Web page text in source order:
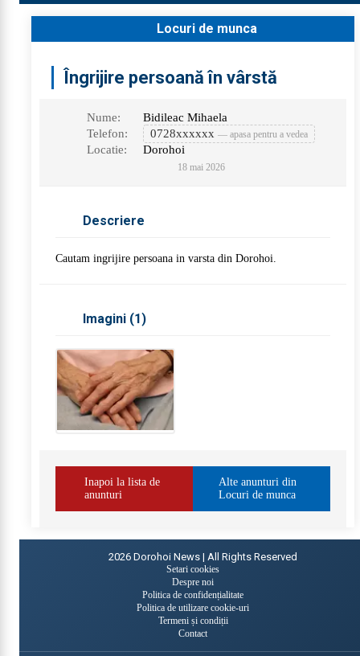
Locuri de munca
Îngrijire persoană în vârstă
Nume:
Bidileac Mihaela
Telefon:
0728xxxxxx — apasa pentru a vedea
Locatie: Dorohoi
18 mai 2026
Descriere
Cautam ingrijire persoana in varsta din Dorohoi.
Imagini (1 )
Inapoi la lista de
anunturi
Alte anunturi din
Locuri de munca
2026 Dorohoi News | All Rights Reserved
Setari cookies
Despre noi
Politica de confidențialitate
Politica de utilizare cookie-uri
Termeni și condiții
Contact